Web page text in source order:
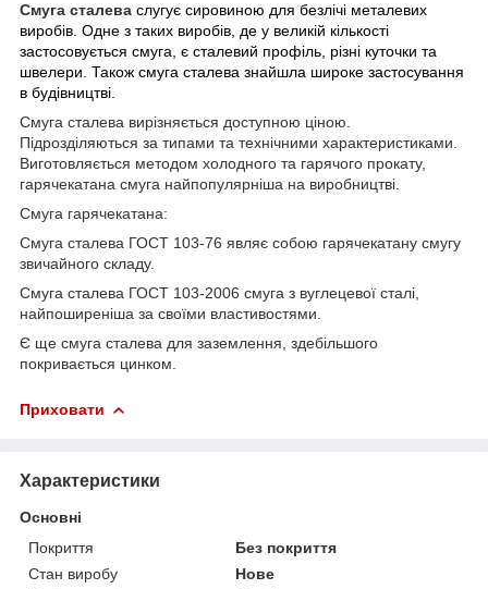
Смуга сталева слугує сировиною для безлічі металевих
виробів. Одне з таких виробів, де у великій кількості
застосовується смуга, є сталевий профіль, різні куточки та
швелери. Також смуга сталева знайшла широке застосування
в будівництві.
Смуга сталева вирізняється доступною ціною.
Підрозділяються за типами та технічними характеристиками.
Виготовляється методом холодного та гарячого прокату,
гарячекатана смуга найпопулярніша на виробництві.
Смуга гарячекатана:
Смуга сталева ГОСТ 103-76 являє собою гарячекатану смугу
звичайного складу.
Смуга сталева ГОСТ 103-2006 смуга з вуглецевої сталі,
найпоширеніша за своїми властивостями.
Є ще смуга сталева для заземлення, здебільшого
покривається цинком.
Приховати
Характеристики
Основні
Покриття
Без покриття
Стан виробу
Нове